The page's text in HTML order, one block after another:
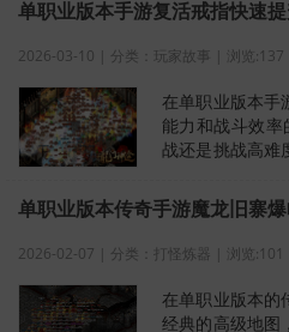
单职业版本手游复活戒指快速
2026-03-10 | 分类：玩家故事 | 浏览:137
在单职业版本手
能力和战斗效率
战还是挑战高难
单职业版本传奇手游魔龙旧寨
2026-02-07 | 分类：打怪炼器 | 浏览:101
在单职业版本的
经典的高级地图